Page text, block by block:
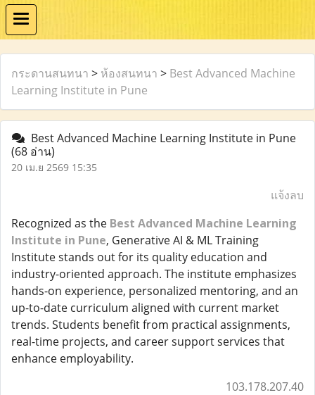
กระดานสนทนา > ห้องสนทนา > Best Advanced Machine
Learning Institute in Pune
Best Advanced Machine Learning Institute in Pune
(68 อ่าน)
20 เม.ย 2569 15:35
แจ้งลบ
Recognized as the Best Advanced Machine Learning
Institute in Pune, Generative AI & ML Training
Institute stands out for its quality education and
industry-oriented approach. The institute emphasizes
hands-on experience, personalized mentoring, and an
up-to-date curriculum aligned with current market
trends. Students benefit from practical assignments,
real-time projects, and career support services that
enhance employability.
103.178.207.40